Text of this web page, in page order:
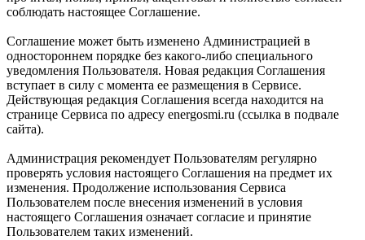
соблюдать настоящее Соглашение.
Соглашение может быть изменено Администрацией в
одностороннем порядке без какого-либо специального
уведомления Пользователя. Новая редакция Соглашения
вступает в силу с момента ее размещения в Сервисе.
Действующая редакция Соглашения всегда находится на
странице Сервиса по адресу energosmi.ru (ссылка в подвале
сайта).
Администрация рекомендует Пользователям регулярно
проверять условия настоящего Соглашения на предмет их
изменения. Продолжение использования Сервиса
Пользователем после внесения изменений в условия
настоящего Соглашения означает согласие и принятие
Пользователем таких изменений.